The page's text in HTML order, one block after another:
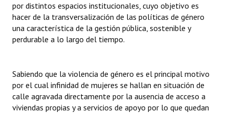
por distintos espacios institucionales, cuyo objetivo es
hacer de la transversalización de las políticas de género
una característica de la gestión pública, sostenible y
perdurable a lo largo del tiempo.
Sabiendo que la violencia de género es el principal motivo
por el cual infinidad de mujeres se hallan en situación de
calle agravada directamente por la ausencia de acceso a
viviendas propias y a servicios de apoyo por lo que quedan